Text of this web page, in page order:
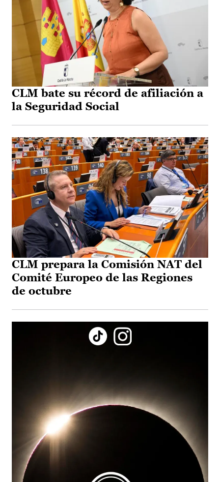
CLM bate su récord de afiliación a
la Seguridad Social
CLM prepara la Comisión NAT del
Comité Europeo de las Regiones
de octubre